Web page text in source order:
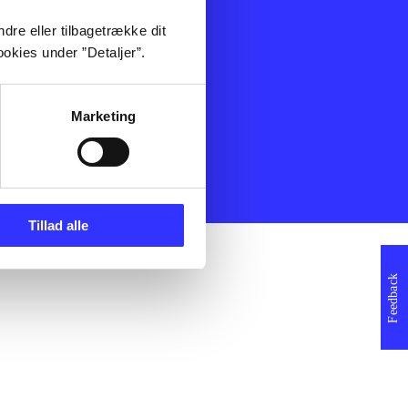
eller tilbagetrække dit
under ”Detaljer”.
Marketing
Tillad alle
Feedback
Film
Musik